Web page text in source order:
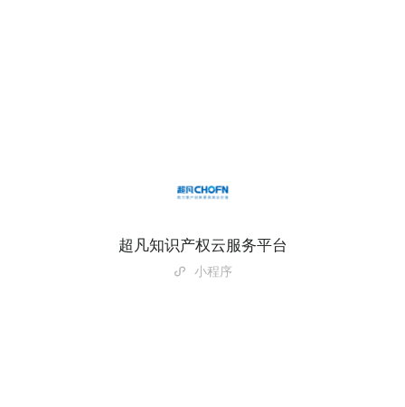
超凡知识产权云服务平台
小程序